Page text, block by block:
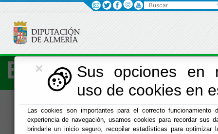
×
Sus opciones en
uso de cookies en
Las cookies son importantes para el correcto funcionamiento
experiencia de navegación, usamos cookies para recordar sus
brindarle un inicio seguro, recopilar estadísticas para optimizar
Economía
Inicio -Hacienda - Agencia de Vicar
Buscar